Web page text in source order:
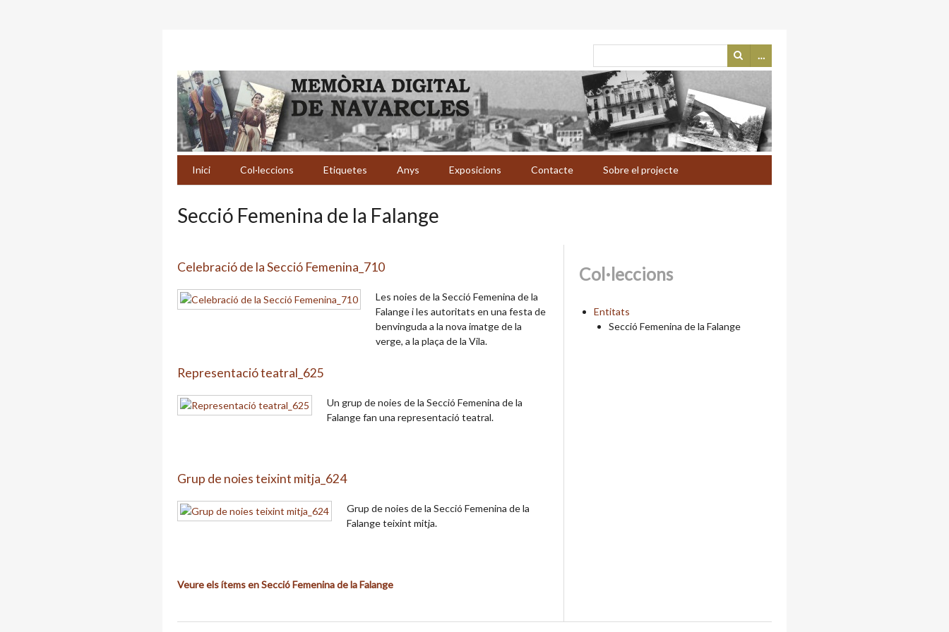
…
Inici Col·leccions Etiquetes Anys Exposicions Contacte Sobre el projecte
Secció Femenina de la Falange
Celebració de la Secció Femenina_710
Les noies de la Secció Femenina de la
Falange i les autoritats en una festa de
benvinguda a la nova imatge de la
verge, a la plaça de la Vila.
Representació teatral_625
Un grup de noies de la Secció Femenina de la
Falange fan una representació teatral.
Grup de noies teixint mitja_624
Grup de noies de la Secció Femenina de la
Falange teixint mitja.
Veure els ítems en Secció Femenina de la Falange
Col·leccions
Entitats
Secció Femenina de la Falange